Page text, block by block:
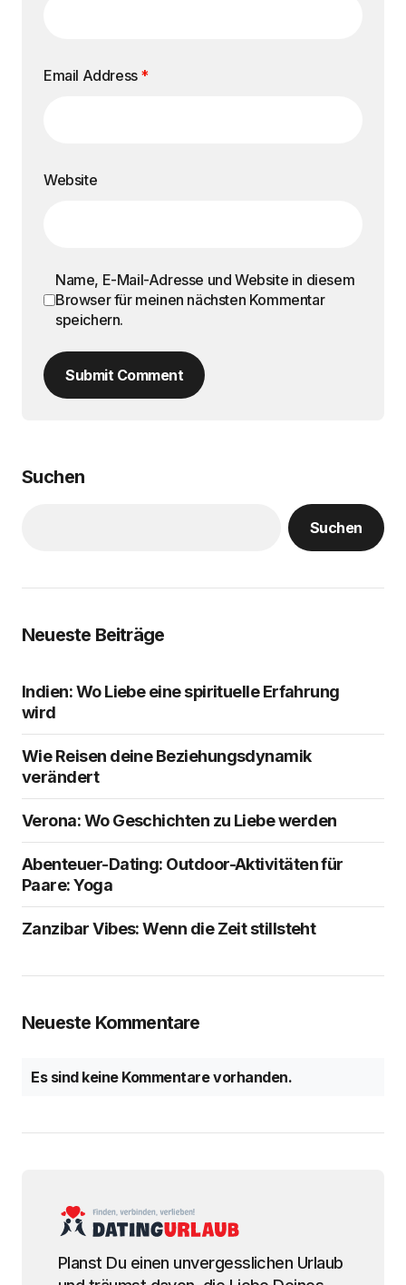
Email Address *
Website
Name, E-Mail-Adresse und Website in diesem
Browser für meinen nächsten Kommentar
speichern.
Submit Comment
Suchen
Suchen
Neueste Beiträge
Indien: Wo Liebe eine spirituelle Erfahrung
wird
Wie Reisen deine Beziehungsdynamik
verändert
Verona: Wo Geschichten zu Liebe werden
Abenteuer-Dating: Outdoor-Aktivitäten für
Paare: Yoga
Zanzibar Vibes: Wenn die Zeit stillsteht
Neueste Kommentare
Es sind keine Kommentare vorhanden.
Planst Du einen unvergesslichen Urlaub